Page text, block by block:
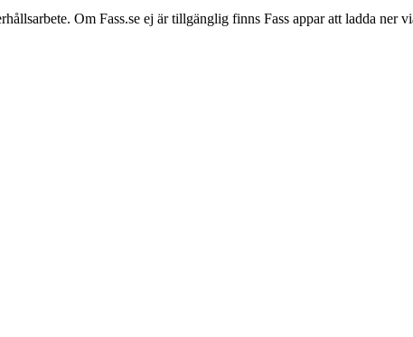
Om Fass.se ej är tillgänglig finns Fass appar att ladda ner